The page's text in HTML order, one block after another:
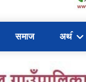
समाज अथ॔